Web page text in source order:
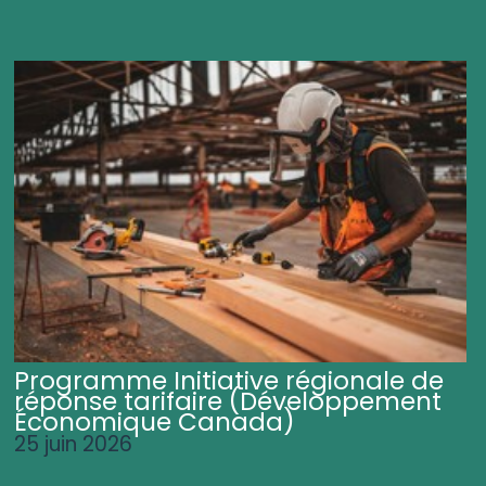
Programme Initiative régionale de
réponse tarifaire (Développement
Économique Canada)
25 juin 2026